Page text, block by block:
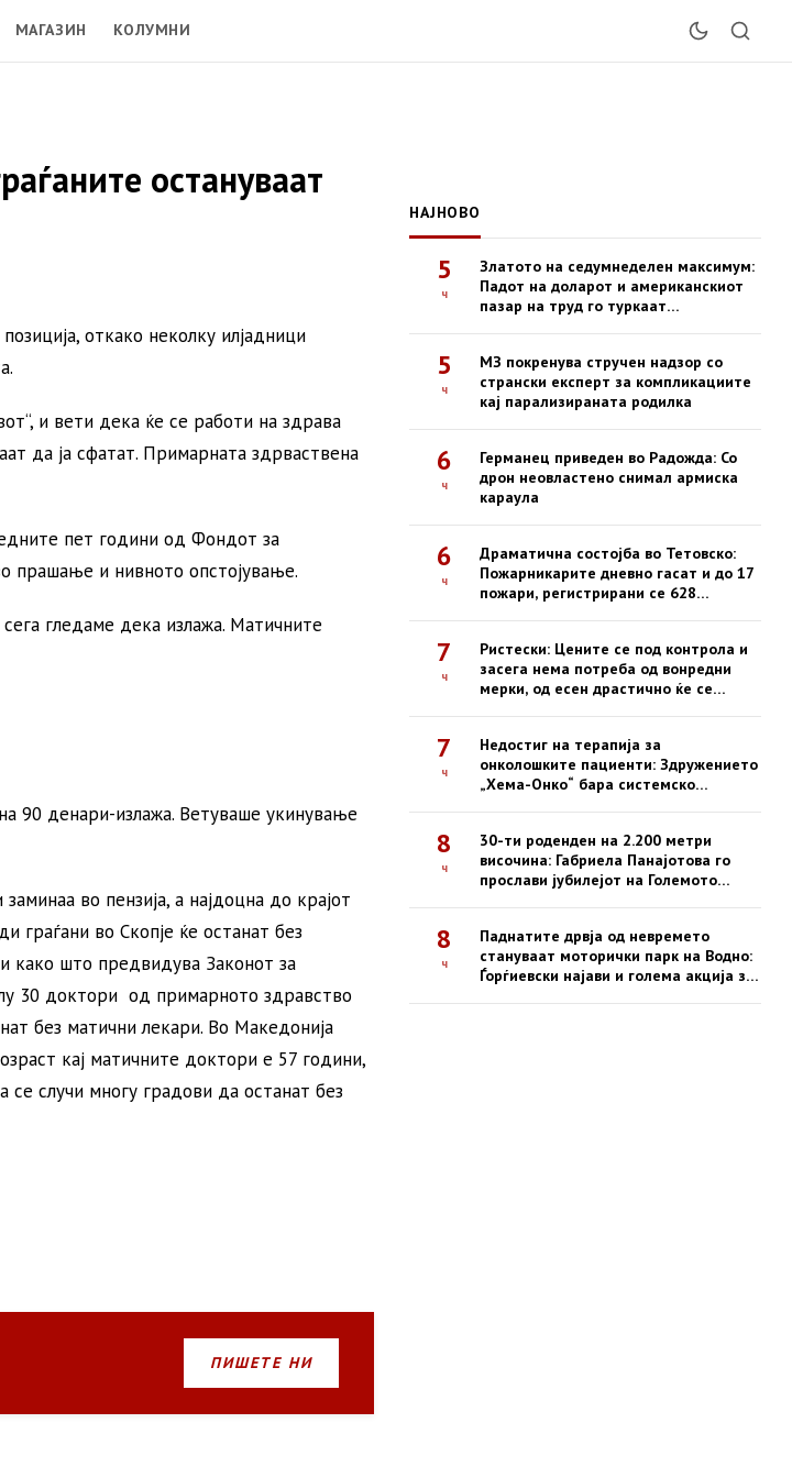
МАГАЗИН КОЛУМНИ
остануваат
откако неколку илјадници
и вети дека ќе се работи на здрава
да ја сфатат. Примарната здрваствена
пет години од Фондот за
прашање и нивното опстојување.
гледаме дека излажа. Матичните
90 денари-излажа. Ветуваше укинување
во пензија, а најдоцна до крајот
граѓани во Скопје ќе останат без
како што предвидува Законот за
30 доктори од примарното здравство
без матични лекари. Во Македонија
кај матичните доктори е 57 години,
случи многу градови да останат без
ПИШЕТЕ НИ
НАЈНОВО
5
ч
Златото на седумнеделен максимум:
Падот на доларот и американскиот
пазар на труд го туркаат
5
ч
МЗ покренува стручен надзор со
странски експерт за компликациите
кај парализираната родилка
6
ч
Германец приведен во Радожда: Со
дрон неовластено снимал армиска
караула
6
ч
Драматична состојба во Тетовско:
Пожарникарите дневно гасат и до 17
пожари, регистрирани се 628
7
ч
Ристески: Цените се под контрола и
засега нема потреба од вонредни
мерки, од есен драстично ќе се
7
ч
Недостиг на терапија за
онколошките пациенти: Здружението
„Хема-Онко“ бара системско
8
ч
30-ти роденден на 2.200 метри
височина: Габриела Панајотова го
прослави јубилејот на Големото
8
ч
Паднатите дрвја од невремето
стануваат моторички парк на Водно:
Ѓорѓиевски најави и голема акција за